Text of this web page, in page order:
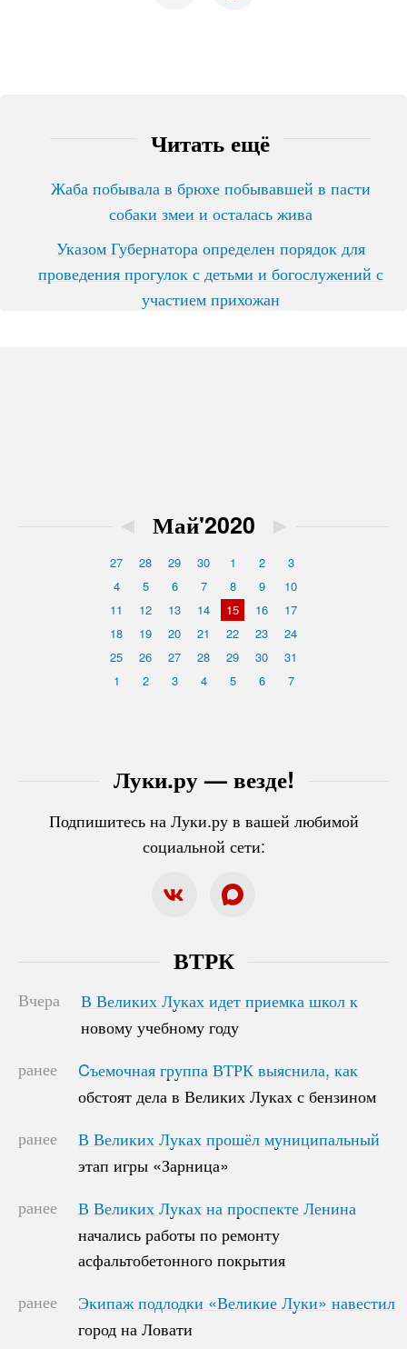
Читать ещё
Жаба побывала в брюхе побывавшей в пасти
собаки змеи и осталась жива
Указом Губернатора определен порядок для
проведения прогулок с детьми и богослужений с
участием прихожан
Луки.ру — везде!
Подпишитесь на Луки.ру в вашей любимой
социальной сети:
◄ Май'2020 ►
27 28 29 30 1 2
3
4
5 6 7 8 9
10
11
12 13 14 15 16
17
18
19 20 21 22 23
24
25
26 27 28 29 30
31
1
2 3 4 5 6 7
ВТРК
Вчера
В Великих Луках идет приемка школ к
новому учебному году
В Великих Луках идет приемка школ к
новому учебному году
ранее
Cъемочная группа ВТРК выяснила, как
обстоят дела в Великих Луках с бензином
Cъемочная группа ВТРК выяснила, как
обстоят дела в Великих Луках с бензином
ранее
В Великих Луках прошёл муниципальный
этап игры «Зарница»
В Великих Луках прошёл муниципальный
этап игры «Зарница»
ранее
В Великих Луках на проспекте Ленина
начались работы по ремонту
асфальтобетонного покрытия
В Великих Луках на проспекте Ленина
начались работы по ремонту
асфальтобетонного покрытия
ранее
Экипаж подлодки «Великие Луки» навестил
город на Ловати
Экипаж подлодки «Великие Луки» навестил
город на Ловати